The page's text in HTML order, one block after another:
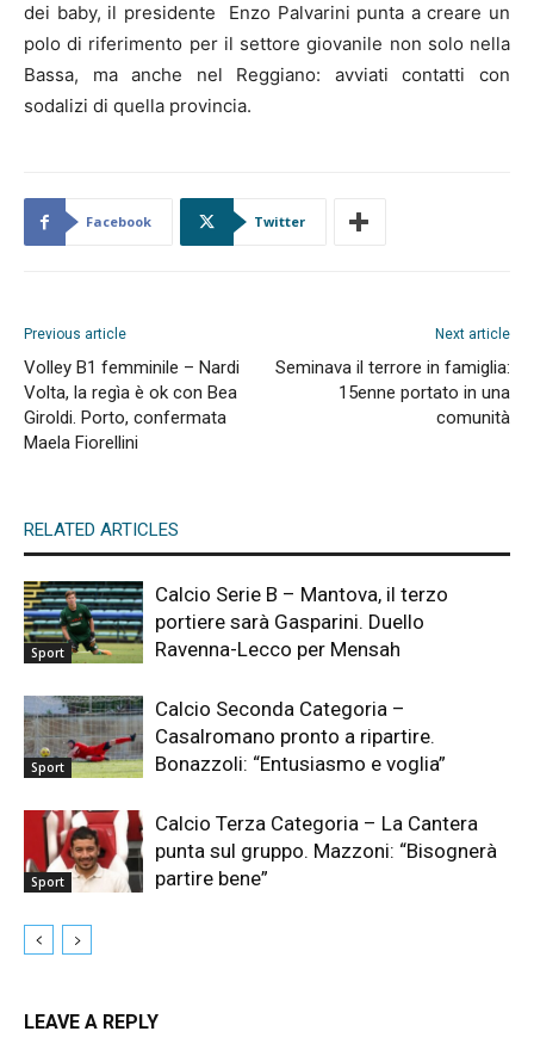
dei baby, il presidente Enzo Palvarini punta a creare un
polo di riferimento per il settore giovanile non solo nella
Bassa, ma anche nel Reggiano: avviati contatti con
sodalizi di quella provincia.
Facebook Twitter
Previous article
Volley B1 femminile – Nardi
Volta, la regìa è ok con Bea
Giroldi. Porto, confermata
Maela Fiorellini
Next article
Seminava il terrore in famiglia:
15enne portato in una
comunità
RELATED ARTICLES
Sport
Calcio Serie B – Mantova, il terzo
portiere sarà Gasparini. Duello
Ravenna-Lecco per Mensah
Sport
Calcio Seconda Categoria –
Casalromano pronto a ripartire.
Bonazzoli: “Entusiasmo e voglia”
Sport
Calcio Terza Categoria – La Cantera
punta sul gruppo. Mazzoni: “Bisognerà
partire bene”
LEAVE A REPLY